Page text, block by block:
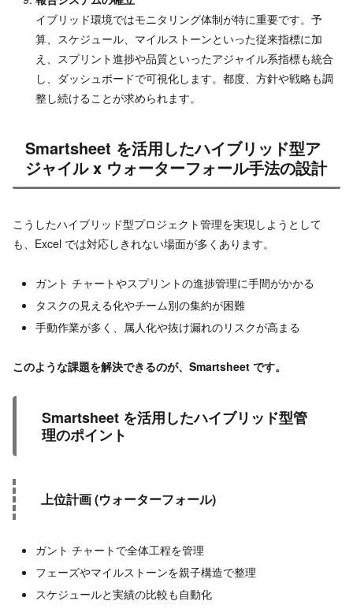
イブリッド環境ではモニタリング体制が特に重要です。予
算、スケジュール、マイルストーンといった従来指標に加
え、スプリント進捗や品質といったアジャイル系指標も統合
し、ダッシュボードで可視化します。都度、方針や戦略も調
整し続けることが求められます。
Smartsheet を活用したハイブリッド型ア
ジャイル x ウォーターフォール手法の設計
こうしたハイブリッド型プロジェクト管理を実現しようとして
も、Excel では対応しきれない場面が多くあります。
ガント チャートやスプリントの進捗管理に手間がかかる
タスクの見える化やチーム別の集約が困難
手動作業が多く、属人化や抜け漏れのリスクが高まる
このような課題を解決できるのが、Smartsheet です。
Smartsheet を活用したハイブリッド型管
理のポイント
上位計画 (ウォーターフォール)
ガント チャートで全体工程を管理
フェーズやマイルストーンを親子構造で整理
スケジュールと実績の比較も自動化